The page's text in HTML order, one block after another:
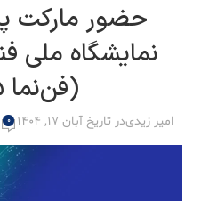
حضور مارکت
نمایشگاه ملی
(فن‌نما ۲۰۲۵)
امیر زیدیدر تاریخ آبان 17, 1404 0